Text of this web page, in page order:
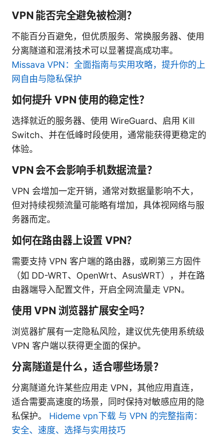
VPN 能否完全避免被检测？
不能百分百避免，但优质服务、常换服务器、使用
分离隧道和混淆技术可以显著提高成功率。
Missava VPN：全面指南与实用攻略，提升你的上
网自由与隐私保护
如何提升 VPN 使用的稳定性？
选择就近的服务器、使用 WireGuard、启用 Kill
Switch、并在低峰时段使用，通常能获得更稳定的
体验。
VPN 会不会影响手机数据流量？
VPN 会增加一定开销，通常对数据量影响不大，
但对持续视频流量可能略有增加，具体视网络与服
务器而定。
如何在路由器上设置 VPN？
需要支持 VPN 客户端的路由器，或刷第三方固件
（如 DD-WRT、OpenWrt、AsusWRT），并在路
由器端导入配置文件，开启全网流量走 VPN。
使用 VPN 浏览器扩展安全吗？
浏览器扩展有一定隐私风险，建议优先使用系统级
VPN 客户端以获得更全面的保护。
分离隧道是什么，适合哪些场景？
分离隧道允许某些应用走 VPN，其他应用直连，
适合需要高速度的场景，同时保持对敏感应用的隐
私保护。 Hideme vpn下载 与 VPN 的完整指南：
安全、速度、选择与实用技巧